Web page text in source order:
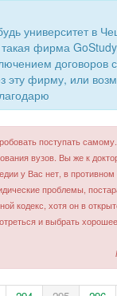
университет в
фирма
договоров
эту фирму, или
поступать
вузов. Вы же к
у Вас нет, в
проблемы,
кодекс, хотя он в
и выбрать